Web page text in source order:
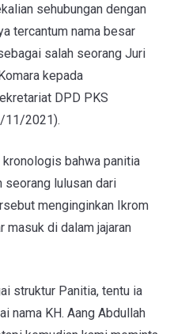
sehubungan dengan
tercantum nama besar
salah seorang Juri
kepada
DPD PKS
11/2021).
bahwa panitia
seorang lulusan dari
menginginkan Ikrom
masuk di dalam jajaran
struktur Panitia, tentu ia
nama KH. Aang Abdullah